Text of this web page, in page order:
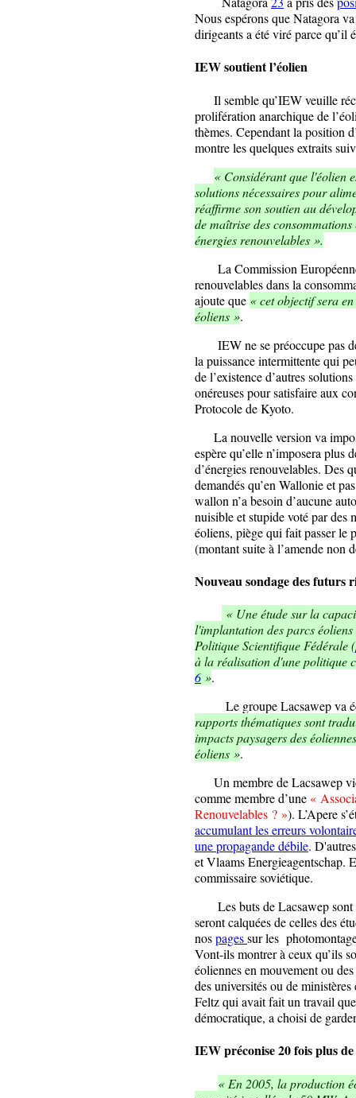
Nous espérons que Natagora
dirigeants a été viré parce qu’il
IEW soutient l’éolien
Il semble qu’IEW veuille
prolifération anarchique de
thèmes. Cependant la position
montre les quelques extraits
« Considérant que l'éolien
solutions nécessaires pour
réaffirme son soutien au
de maîtrise des
énergies renouvelables ».
La Commission
renouvelables dans la
ajoute que « cet objectif sera
éoliens ».
IEW ne se préoccupe pas
la puissance intermittente qui
de l’existence d’autres
onéreuses pour satisfaire aux
Protocole de Kyoto.
La nouvelle version va
espère qu’elle n’imposera plus
d’énergies renouvelables. Des
demandés qu’en Wallonie et
wallon n’a besoin d’aucune
nuisible et stupide voté par des
éoliens, piège qui fait passer le
(montant suite à l’amende non
Nouveau sondage des futurs
« Une étude sur la
l'implantation des parcs
Politique Scientifique Fédérale (
à la réalisation d'une politique
6».
Le groupe Lacsawep va
rapports thématiques sont
impacts paysagers des
éoliens ».
Un membre de Lacsawep
comme membre d’une «
Renouvelables ? »). L’Apere
accumulant les erreurs
une propagande débile.
et Vlaams Energieagentschap.
commissaire soviétique.
Les buts de Lacsawep sont
seront calquées de celles des
nospagessur les
Vont-ils montrer à ceux qu’ils
éoliennes en mouvement ou
des universités ou de
Feltz qui avait fait un travail
démocratique, a choisi de
IEW préconise 20 fois plus
« En 2005, la production